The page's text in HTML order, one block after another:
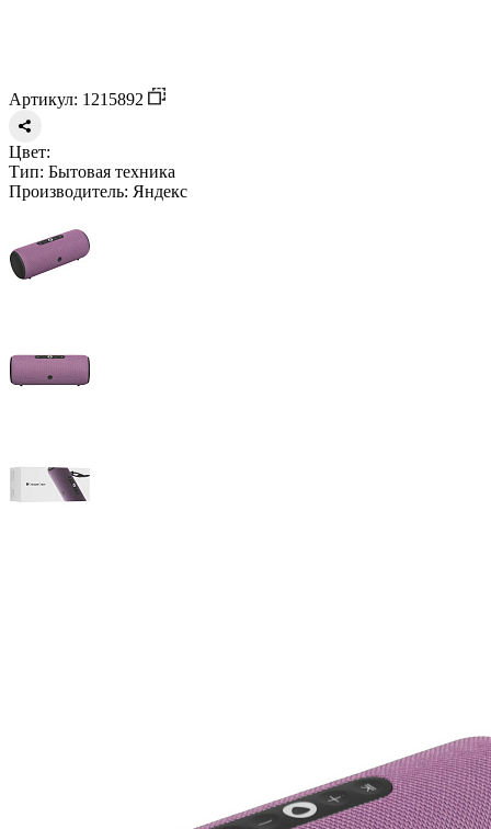
Артикул: 1215892
Цвет:
Тип: Бытовая техника
Производитель: Яндекс